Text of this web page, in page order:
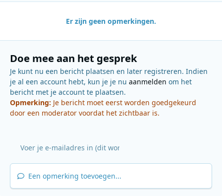
Er zijn geen opmerkingen.
Doe mee aan het gesprek
Je kunt nu een bericht plaatsen en later registreren. Indien
je al een account hebt, kun je je nu aanmelden om het
bericht met je account te plaatsen.
Opmerking: Je bericht moet eerst worden goedgekeurd
door een moderator voordat het zichtbaar is.
Een opmerking toevoegen...